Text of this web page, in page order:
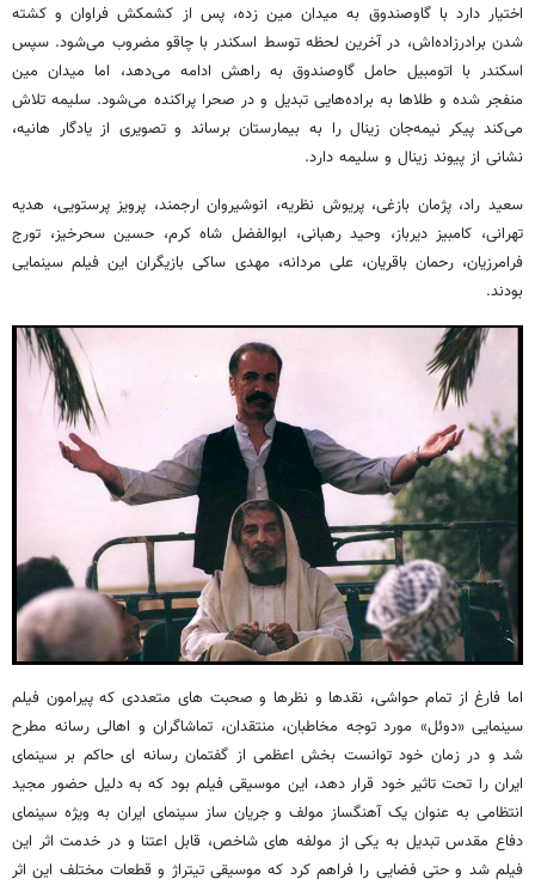
اختیار دارد با گاوصندوق به میدان مین زده، پس از کشمکش فراوان و کشته
شدن برادرزاده‌اش، در آخرین لحظه توسط اسکندر با چاقو مضروب می‌شود. سپس
اسکندر با اتومبیل حامل گاوصندوق به راهش ادامه می‌دهد، اما میدان مین
منفجر شده و طلاها به براده‌هایی تبدیل و در صحرا پراکنده می‌شود. سلیمه تلاش
می‌کند پیکر نیمه‌جان زینال را به بیمارستان برساند و تصویری از یادگار هانیه،
نشانی از پیوند زینال و سلیمه دارد.
سعید راد، پژمان بازغی، پریوش نظریه، انوشیروان ارجمند، پرویز پرستویی، هدیه
تهرانی، کامبیز دیرباز، وحید رهبانی، ابوالفضل شاه کرم، حسین سحرخیز، تورج
فرامرزیان، رحمان باقریان، علی مردانه، مهدی ساکی بازیگران این فیلم سینمایی
بودند.
اما فارغ از تمام حواشی، نقدها و نظرها و صحبت های متعددی که پیرامون فیلم
سینمایی «دوئل» مورد توجه مخاطبان، منتقدان، تماشاگران و اهالی رسانه مطرح
شد و در زمان خود توانست بخش اعظمی از گفتمان رسانه ای حاکم بر سینمای
ایران را تحت تاثیر خود قرار دهد، این موسیقی فیلم بود که به دلیل حضور مجید
انتظامی به عنوان یک آهنگساز مولف و جریان ساز سینمای ایران به ویژه سینمای
دفاع مقدس تبدیل به یکی از مولفه های شاخص، قابل اعتنا و در خدمت اثر این
فیلم شد و حتی فضایی را فراهم کرد که موسیقی تیتراژ و قطعات مختلف این اثر